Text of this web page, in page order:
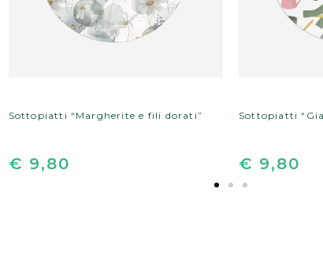
Sottopiatti “Margherite e fili dorati”
€ 9,80
Sottopiatti
€ 9,80